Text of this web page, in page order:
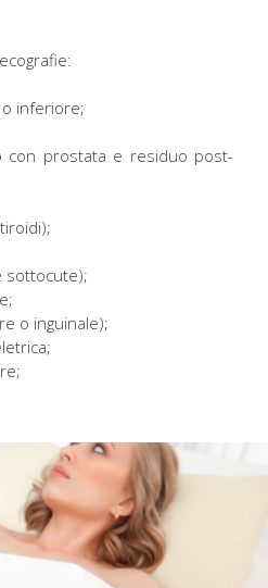
inferiore;
con prostata e residuo post-
sottocute);
o inguinale);